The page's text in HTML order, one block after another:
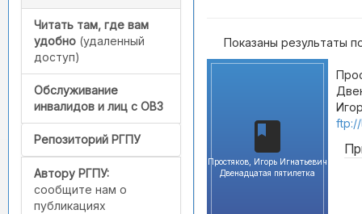
Читать там, где вам
удобно (удаленный
доступ)
Обслуживание
инвалидов и лиц с ОВЗ
Репозиторий РГПУ
Автору РГПУ:
сообщите нам о
публикациях
Показаны результаты
Простяков, Игорь Игнатьевич
Двенадцатая пятилетка